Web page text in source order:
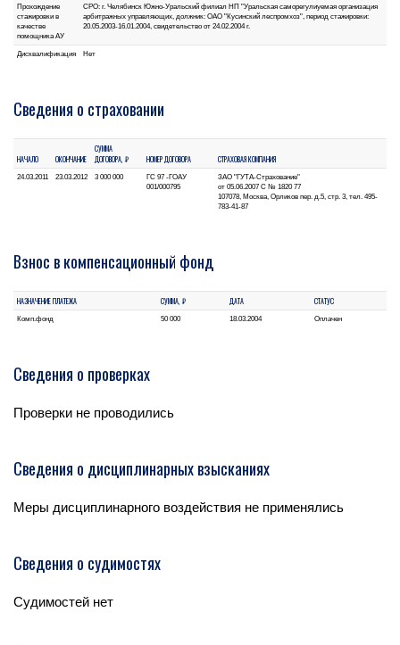
Прохождение
стажировки в
качестве
помощника АУ
СРО: г. Челябинск Южно-Уральский филиал НП "Уральская саморегулиуемая организация
арбитражных управляющих, должник: ОАО "Кусинский леспромхоз", период стажировки:
20.05.2003-16.01.2004, свидетельство от 24.02.2004 г.
Дисквалификация Нет
Сведения о страховании
НАЧАЛО ОКОНЧАНИЕ
СУММА
ДОГОВОРА, ₽
НОМЕР ДОГОВОРА СТРАХОВАЯ КОМПАНИЯ
24.03.2011 23.03.2012 3 000 000
ГС 97 -ГОАУ
001/000795
ЗАО "ГУТА-Страхование"
от 05.06.2007 С № 1820 77
107078, Москва, Орликов пер. д.5, стр. 3, тел. 495-
783-41-87
Взнос в компенсационный фонд
НАЗНАЧЕНИЕ ПЛАТЕЖА СУММА, ₽ ДАТА СТАТУС
Комп.фонд 50 000 18.03.2004 Оплачен
Сведения о проверках
Проверки не проводились
Сведения о дисциплинарных взысканиях
Меры дисциплинарного воздействия не применялись
Сведения о судимостях
Судимостей нет